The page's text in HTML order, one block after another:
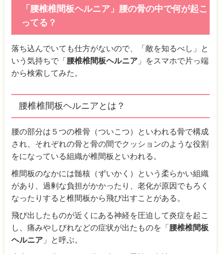
「腰椎椎間板ヘルニア」腰の骨の中で何が起こ
ってる？
落ち込んでいても仕方がないので、「敵を知るべし」と
いう気持ちで「 腰椎椎間板ヘルニア 」をスマホで片っ端
から検索してみた。
腰椎椎間板ヘルニアとは？
腰の部分は５つの椎骨（ついこつ）といわれる骨で構成
され、それぞれの骨と骨の間でクッションのような役割
をになっている組織が椎間板といわれる。
椎間板のなかには髄核（ずいかく）という柔らかい組織
があり、過剰な負担がかかったり、老化が原因でもろく
なったりすると椎間板から飛び出すことがある。
飛び出したものが近くにある神経を圧迫して炎症を起こ
し、痛みやしびれなどの症状が出たものを「 腰椎椎間板
ヘルニア 」と呼ぶ。